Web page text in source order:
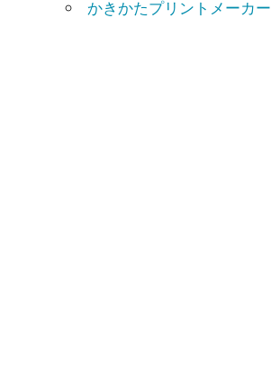
かきかたプリントメーカー